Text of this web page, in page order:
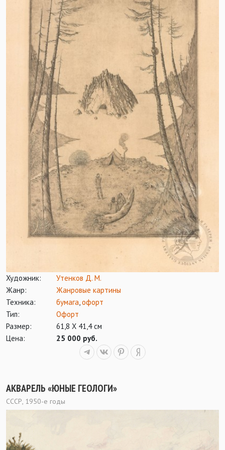
Художник:
Утенков Д. М.
Жанр:
Жанровые картины
Техника:
бумага офорт
Тип:
Офорт
Размер:
61,8 Х 41,4 см
Цена:
25 000 руб.
АКВАРЕЛЬ «ЮНЫЕ ГЕОЛОГИ»
СССР, 1950-е годы